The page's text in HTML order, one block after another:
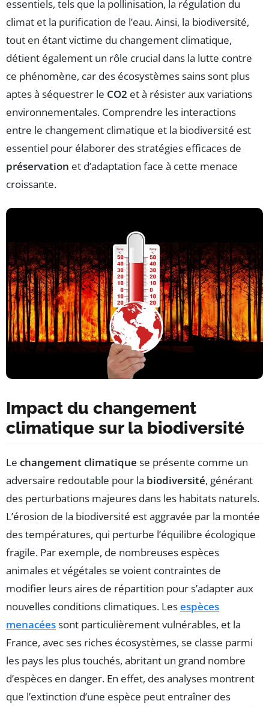
essentiels, tels que la pollinisation, la régulation du
climat et la purification de l’eau. Ainsi, la biodiversité,
tout en étant victime du changement climatique,
détient également un rôle crucial dans la lutte contre
ce phénomène, car des écosystèmes sains sont plus
aptes à séquestrer le CO2 et à résister aux variations
environnementales. Comprendre les interactions
entre le changement climatique et la biodiversité est
essentiel pour élaborer des stratégies efficaces de
préservation et d’adaptation face à cette menace
croissante.
Impact du changement
climatique sur la biodiversité
Le changement climatique se présente comme un
adversaire redoutable pour la biodiversité, générant
des perturbations majeures dans les habitats naturels.
L’érosion de la biodiversité est aggravée par la montée
des températures, qui perturbe l’équilibre écologique
fragile. Par exemple, de nombreuses espèces
animales et végétales se voient contraintes de
modifier leurs aires de répartition pour s’adapter aux
nouvelles conditions climatiques. Lesespèces
menacéessont particulièrement vulnérables, et la
France, avec ses riches écosystèmes, se classe parmi
les pays les plus touchés, abritant un grand nombre
d’espèces en danger. En effet, des analyses montrent
que l’extinction d’une espèce peut entraîner des